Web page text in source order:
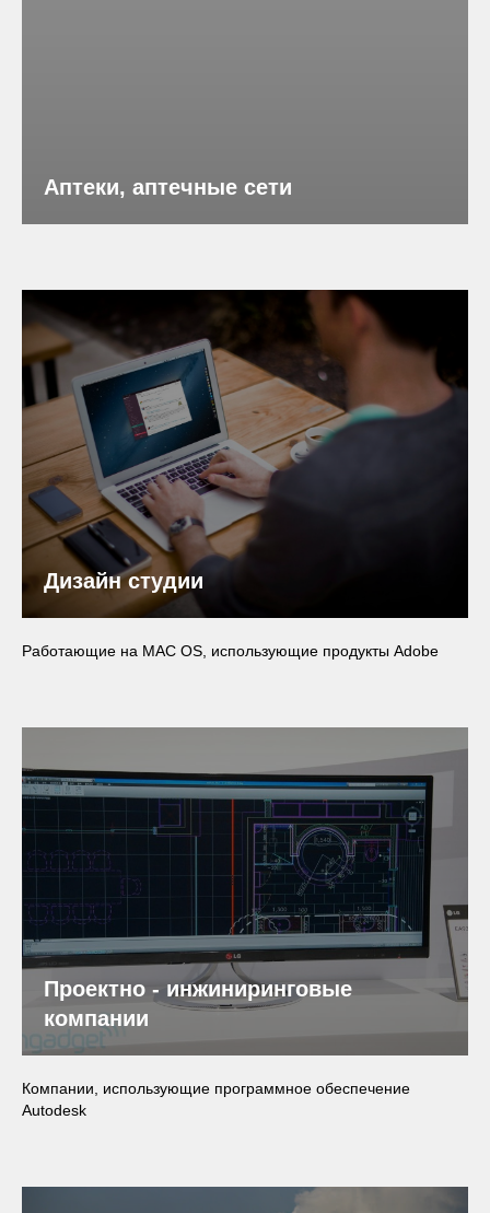
Аптеки, аптечные сети
Дизайн студии
Работающие на MAC OS, использующие продукты Adobe
Проектно - инжиниринговые
компании
Компании, использующие программное обеспечение
Autodesk